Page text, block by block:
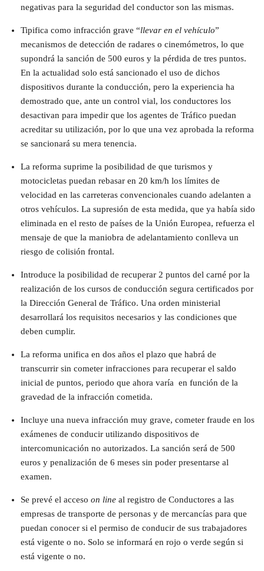
negativas para la seguridad del conductor son las mismas.
Tipifica como infracción grave “llevar en el vehículo”
mecanismos de detección de radares o cinemómetros, lo que
supondrá la sanción de 500 euros y la pérdida de tres puntos.
En la actualidad solo está sancionado el uso de dichos
dispositivos durante la conducción, pero la experiencia ha
demostrado que, ante un control vial, los conductores los
desactivan para impedir que los agentes de Tráfico puedan
acreditar su utilización, por lo que una vez aprobada la reforma
se sancionará su mera tenencia.
La reforma suprime la posibilidad de que turismos y
motocicletas puedan rebasar en 20 km/h los límites de
velocidad en las carreteras convencionales cuando adelanten a
otros vehículos. La supresión de esta medida, que ya había sido
eliminada en el resto de países de la Unión Europea, refuerza el
mensaje de que la maniobra de adelantamiento conlleva un
riesgo de colisión frontal.
Introduce la posibilidad de recuperar 2 puntos del carné por la
realización de los cursos de conducción segura certificados por
la Dirección General de Tráfico. Una orden ministerial
desarrollará los requisitos necesarios y las condiciones que
deben cumplir.
La reforma unifica en dos años el plazo que habrá de
transcurrir sin cometer infracciones para recuperar el saldo
inicial de puntos, periodo que ahora varía en función de la
gravedad de la infracción cometida.
Incluye una nueva infracción muy grave, cometer fraude en los
exámenes de conducir utilizando dispositivos de
intercomunicación no autorizados. La sanción será de 500
euros y penalización de 6 meses sin poder presentarse al
examen.
Se prevé el acceso on line al registro de Conductores a las
empresas de transporte de personas y de mercancías para que
puedan conocer si el permiso de conducir de sus trabajadores
está vigente o no. Solo se informará en rojo o verde según si
está vigente o no.